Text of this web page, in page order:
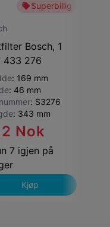
Superbillig
Bosch, 1
433 276
: 169 mm
: 46 mm
: S3276
: 343 mm
Nok
7 igjen på
Kjøp